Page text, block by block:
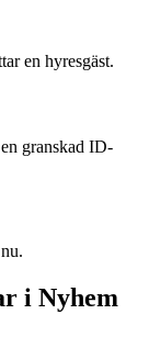
en hyresgäst.
granskad ID-
i Nyhem